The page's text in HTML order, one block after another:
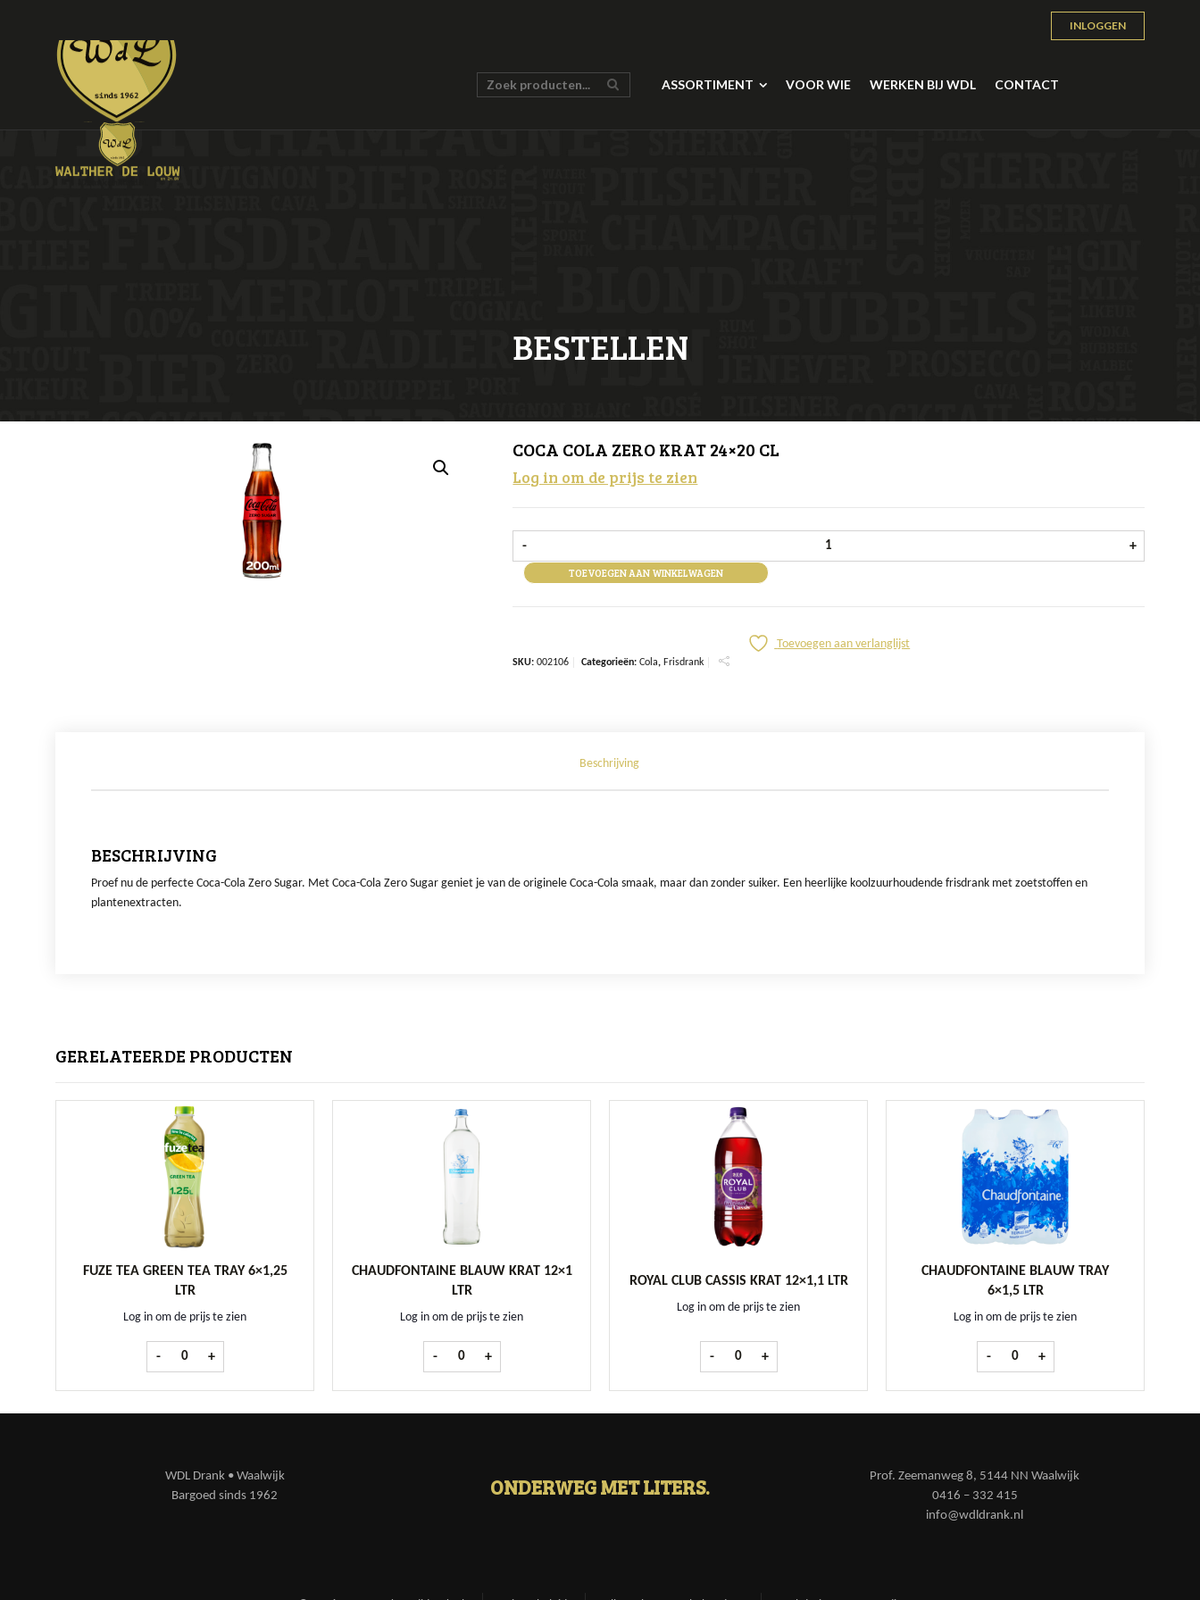
INLOGGEN
ASSORTIMENT VOOR WIE WERKEN BIJ WDL CONTACT
BESTELLEN
COCA COLA ZERO KRAT 24×20 CL
Log in om de prijs te zien
- Coca Cola Zero krat 24x20 cl aantal +
TOEVOEGEN AAN WINKELWAGEN
Toevoegen aan verlanglijst
SKU:002106 Categorieën:Cola, Frisdrank
Beschrijving
BESCHRIJVING
Proef nu de perfecte Coca-Cola Zero Sugar. Met Coca-Cola Zero Sugar geniet je van de originele Coca-Cola smaak, maar dan zonder suiker. Een heerlijke koolzuurhoudende frisdrank met zoetstoffen en
plantenextracten.
GERELATEERDE PRODUCTEN
FUZE TEA GREEN TEA TRAY 6×1,25
LTR
Log in om de prijs te zien
- Fuze Tea Green Tea tray 6x1,25 ltr aantal
+
CHAUDFONTAINE BLAUW KRAT 12×1
LTR
Log in om de prijs te zien
- Chaudfontaine Blauw krat 12x1 ltr aantal
+
ROYAL CLUB CASSIS KRAT 12×1,1 LTR
Log in om de prijs te zien
- Royal Club Cassis krat 12x1,1 ltr aantal
+
CHAUDFONTAINE BLAUW TRAY
6×1,5 LTR
Log in om de prijs te zien
- Chaudfontaine Blauw tray 6x1,5 ltr
+
WDL Drank • Waalwijk
Bargoed sinds 1962
ONDERWEG MET LITERS.
Prof. Zeemanweg 8, 5144 NN Waalwijk
0416 – 332 415
info@wdldrank.nl